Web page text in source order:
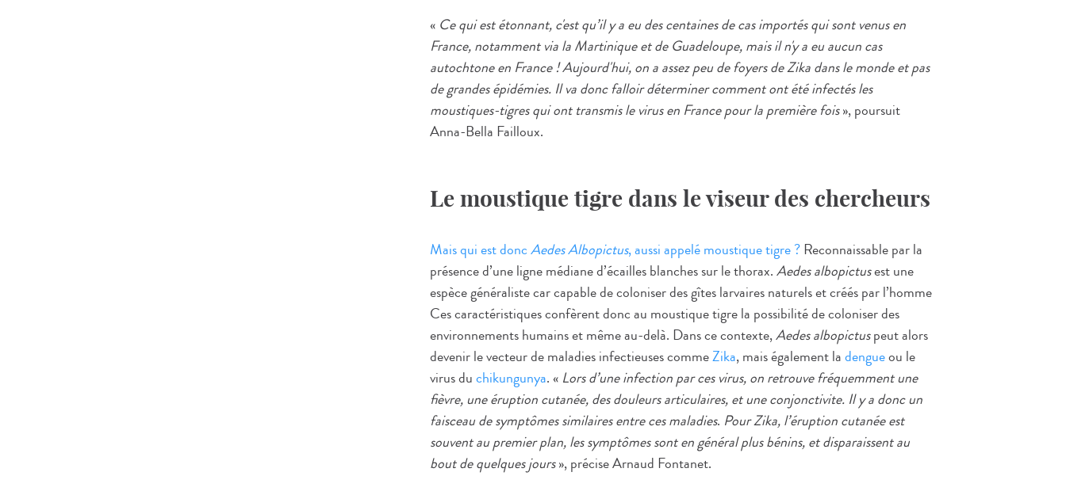
« Ce qui est étonnant, c'est qu’il y a eu des centaines de cas importés qui sont venus en
France, notamment via la Martinique et de Guadeloupe, mais il n'y a eu aucun cas
autochtone en France ! Aujourd'hui, on a assez peu de foyers de Zika dans le monde et pas
de grandes épidémies. Il va donc falloir déterminer comment ont été infectés les
moustiques-tigres qui ont transmis le virus en France pour la première fois», poursuit
Anna-Bella Failloux.
Le moustique tigre dans le viseur des chercheurs
Mais qui est doncAedes Albopictus, aussi appelé moustique tigre ?Reconnaissable par la
présence d’une ligne médiane d’écailles blanches sur le thorax.Aedes albopictusest une
espèce généraliste car capable de coloniser des gîtes larvaires naturels et créés par l’homme
Ces caractéristiques confèrent donc au moustique tigre la possibilité de coloniser des
environnements humains et même au-delà. Dans ce contexte,Aedes albopictuspeut alors
devenir le vecteur de maladies infectieuses commeZika, mais également ladengueou le
virus duchikungunya. « Lors d’une infection par ces virus, on retrouve fréquemment une
fièvre, une éruption cutanée, des douleurs articulaires, et une conjonctivite. Il y a donc un
faisceau de symptômes similaires entre ces maladies. Pour Zika, l’éruption cutanée est
souvent au premier plan, les symptômes sont en général plus bénins, et disparaissent au
bout de quelques jours», précise Arnaud Fontanet.